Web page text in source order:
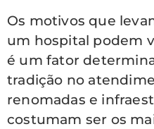
Os motivos que
um hospital podem
é um fator
tradição no
renomadas e
costumam ser os